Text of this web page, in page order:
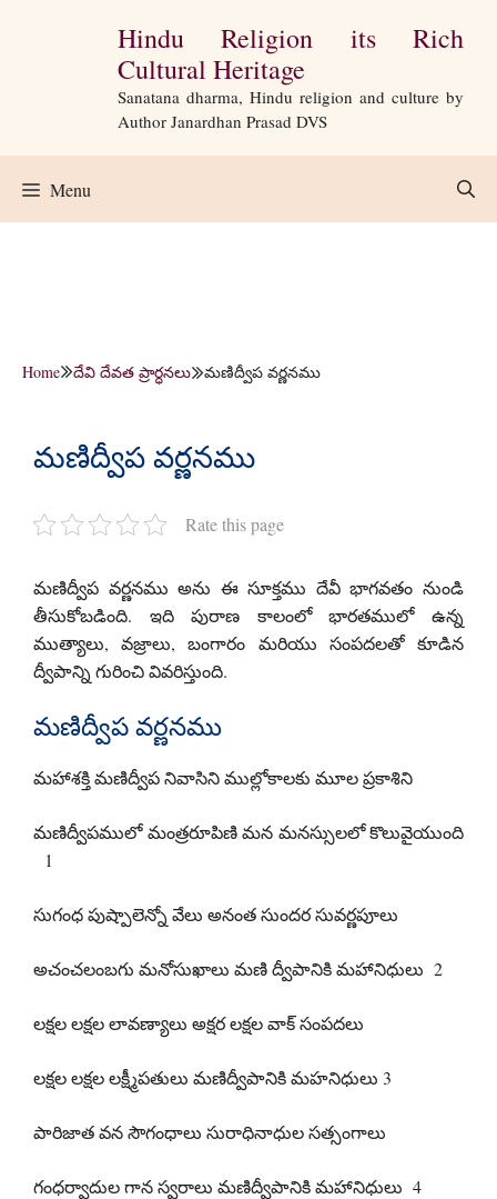
Hindu Religion its Rich
Cultural Heritage
Sanatana dharma, Hindu religion and culture by
Author Janardhan Prasad DVS
Menu
Home దేవి దేవత ప్రార్ధనలు మణిద్వీప వర్ణనము
మణిద్వీప వర్ణనము
Rate this page
మణిద్వీప వర్ణనము అను ఈ సూక్తము దేవీ భాగవతం నుండి
తీసుకోబడింది. ఇది పురాణ కాలంలో భారతములో ఉన్న
ముత్యాలు, వజ్రాలు, బంగారం మరియు సంపదలతో కూడిన
ద్వీపాన్ని గురించి వివరిస్తుంది.
మణిద్వీప వర్ణనము
మహాశక్తి మణిద్వీప నివాసిని ముల్లోకాలకు మూల ప్రకాశిని
మణిద్వీపములో మంత్రరూపిణి మన మనస్సులలో కొలువైయుంది
1
సుగంధ పుష్పాలెన్నో వేలు అనంత సుందర సువర్ణపూలు
అచంచలంబగు మనోసుఖాలు మణి ద్వీపానికి మహానిధులు 2
లక్షల లక్షల లావణ్యాలు అక్షర లక్షల వాక్ సంపదలు
లక్షల లక్షల లక్ష్మీపతులు మణిద్వీపానికి మహనిధులు 3
పారిజాత వన సౌగంధాలు సురాధినాధుల సత్సంగాలు
గంధర్వాదుల గాన స్వరాలు మణిద్వీపానికి మహానిధులు 4